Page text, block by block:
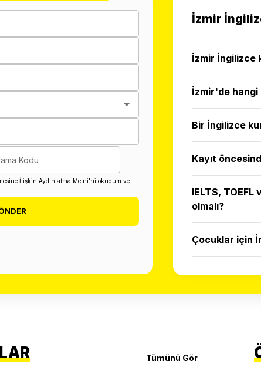
Kodu
İlişkin Aydınlatma Metni'ni okudum ve
İzmir
İzmir İngilizce
İzmir'de hangi
Bir İngilizce
Kayıt
IELTS,
olmalı?
Çocuklar için
Tümünü Gör